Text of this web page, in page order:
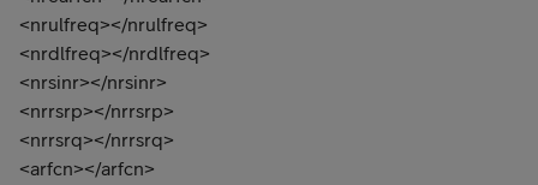
<nrulfreq></nrulfreq>
<nrdlfreq></nrdlfreq>
<nrsinr></nrsinr>
<nrrsrp></nrrsrp>
<nrrsrq></nrrsrq>
<arfcn></arfcn>